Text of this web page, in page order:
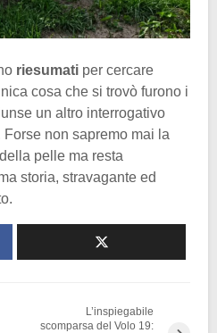
riesumati per cercare
cosa che si trovò furono i
un altro interrogativo
non sapremo mai la
pelle ma resta
storia, stravagante ed
L’inspiegabile
scomparsa del Volo 19: